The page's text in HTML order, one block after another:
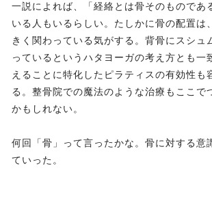
一説によれば、「経絡とは骨そのものであ
いる人もいるらしい。たしかに骨の配置は
きく関わっている気がする。背骨にスシュ
っているというハタヨーガの考え方とも一
えることに特化したピラティスの有効性も
る。整骨院での魔法のような治療もここで
かもしれない。
何回「骨」って言ったかな。骨に対する意
ていった。